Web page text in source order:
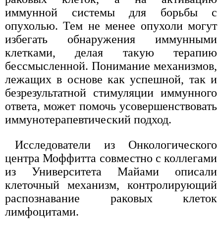
иммунной системы для борьбы с
опухолью. Тем не менее опухоли могут
избегать обнаружения иммунными
клетками, делая такую терапию
бессмысленной. Понимание механизмов,
лежащих в основе как успешной, так и
безрезультатной стимуляции иммунного
ответа, может помочь усовершенствовать
иммунотерапевтический подход.
Исследователи из Онкологического
центра Моффитта совместно с коллегами
из Университета Майами описали
клеточный механизм, контролирующий
распознавание раковых клеток
лимфоцитами.